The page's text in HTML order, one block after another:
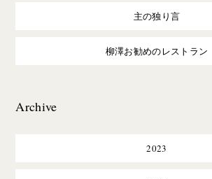
主の独り言
柳澤お勧めのレストラン
Archive
2023